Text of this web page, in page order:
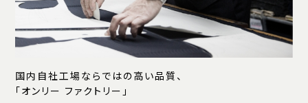
国内自社工場ならではの高い品質、
「オンリー ファクトリー」